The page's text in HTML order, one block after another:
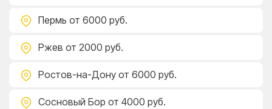
Пермь от 6000 руб.
Ржев от 2000 руб.
Ростов-на-Дону от 6000 руб.
Сосновый Бор от 4000 руб.